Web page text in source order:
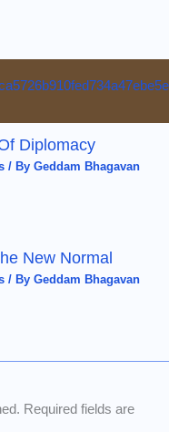
Diplomacy
/ ByGeddam Bhagavan
New Normal
/ ByGeddam Bhagavan
Required fields are